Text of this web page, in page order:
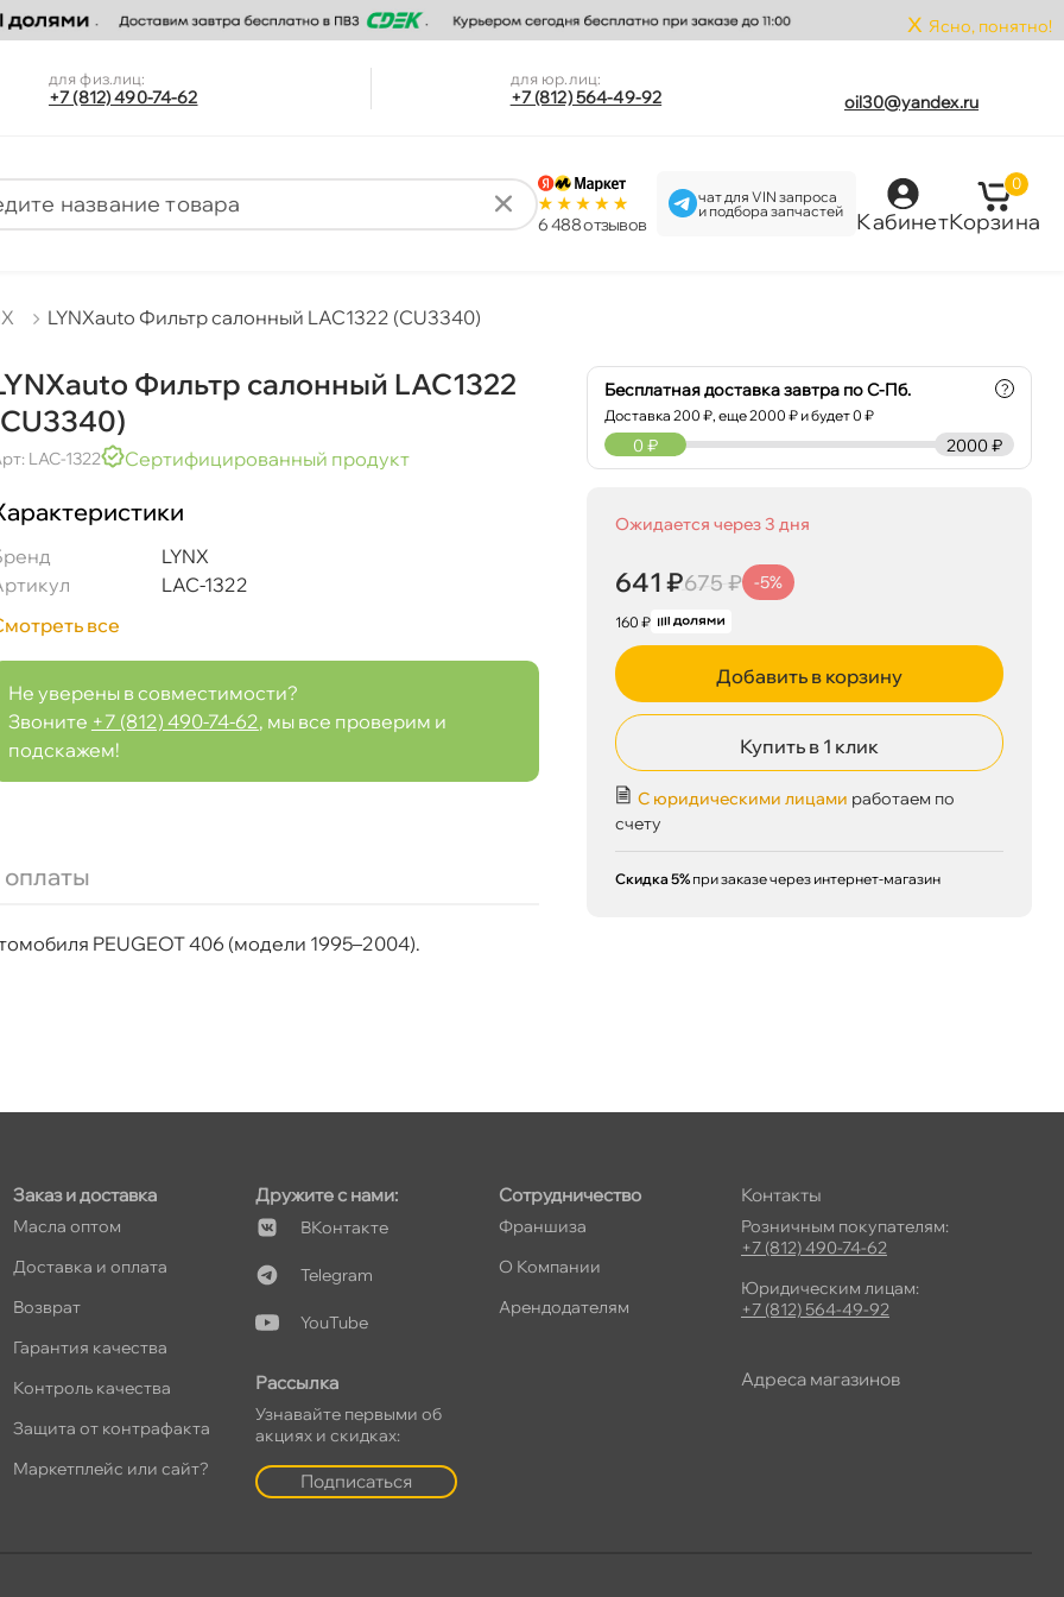
x Ясно, понятно!
для физ.лиц:
+7 (812) 490-74-62
для юр.лиц:
+7 (812) 564-49-92 oil30@yandex.ru
6 488 отзыво
чат для VIN запроса
и подбора запчастей
Кабинет
0
Корзина
LYNXauto Фильтр салонный LAC1322 (CU3340)
Фильтр салонный LAC1322
LAC-1322 Сертифицированный продукт
LYNX
LAC-1322
все
Не уверены в совместимости?
Звоните +7 (812) 490-74-62, мы все проверим и
подскажем!
PEUGEOT 406 (модели 1995–2004).
Бесплатная доставка завтра по С-Пб.
Доставка200 ₽, еще2000 ₽ и будет 0 ₽
?
2000 ₽
0 ₽
Ожидается через 3 дня
641 ₽675 ₽ -5%
160 ₽
Добавить в корзину
Купить в 1 клик
С юридическими лицами работаем по
счету
Скидка 5% при заказе через интернет-магазин
09.08 (при заказе от 2000₽) Сегодня, 09.08
Заказ и доставка
Масла оптом
Доставка и оплата
озврат
Гарантия качества
Контроль качества
Защита от контрафакта
Маркетплейс или сайт?
Дружите с нами:
Контакте
Telegram
YouTube
Рассылка
Узнавайте первыми о
акциях и скидках:
Подписаться
Сотрудничество
Франшиза
О Компании
Арендодателям
Контакты
Розничным покупателям:
+7 (812) 490-74-62
Юридическим лицам:
+7 (812) 564-49-92
Адреса магазино